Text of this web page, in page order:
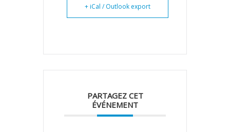
+ iCal / Outlook export
PARTAGEZ CET
ÉVÉNEMENT